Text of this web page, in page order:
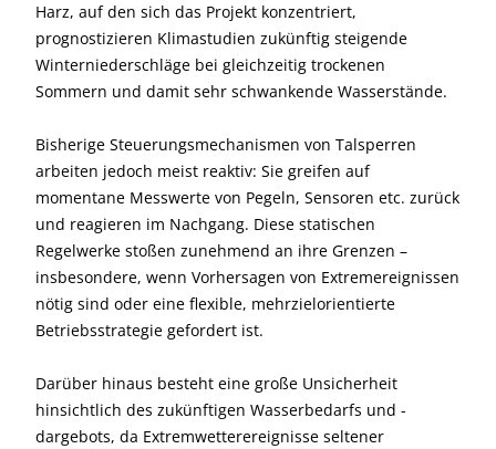
Harz, auf den sich das Projekt konzentriert,
prognostizieren Klimastudien zukünftig steigende
Winterniederschläge bei gleichzeitig trockenen
Sommern und damit sehr schwankende Wasserstände.
Bisherige Steuerungsmechanismen von Talsperren
arbeiten jedoch meist reaktiv: Sie greifen auf
momentane Messwerte von Pegeln, Sensoren etc. zurück
und reagieren im Nachgang. Diese statischen
Regelwerke stoßen zunehmend an ihre Grenzen –
insbesondere, wenn Vorhersagen von Extremereignissen
nötig sind oder eine flexible, mehrzielorientierte
Betriebsstrategie gefordert ist.
Darüber hinaus besteht eine große Unsicherheit
hinsichtlich des zukünftigen Wasserbedarfs und -
dargebots, da Extremwetterereignisse seltener